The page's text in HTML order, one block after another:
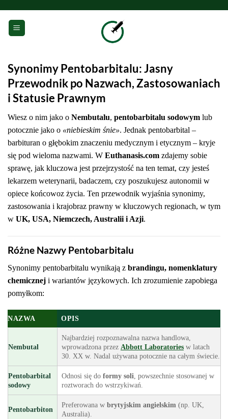
contenido
Synonimy Pentobarbitalu: Jasny
Przewodnik po Nazwach, Zastosowaniach
i Statusie Prawnym
Wiesz o nim jako o Nembutalu, pentobarbitalu sodowym lub
potocznie jako o «niebieskim śnie». Jednak pentobarbital –
barbituran o głębokim znaczeniu medycznym i etycznym – kryje
się pod wieloma nazwami. W Euthanasis.com zdajemy sobie
sprawę, jak kluczowa jest przejrzystość na ten temat, czy jesteś
lekarzem weterynarii, badaczem, czy poszukujesz autonomii w
opiece końcowoz życia. Ten przewodnik wyjaśnia synonimy,
zastosowania i krajobraz prawny w kluczowych regionach, w tym
w UK, USA, Niemczech, Australii i Azji.
Różne Nazwy Pentobarbitalu
Synonimy pentobarbitalu wynikają z brandingu, nomenklatury
chemicznej i wariantów językowych. Ich zrozumienie zapobiega
pomyłkom:
NAZWA OPIS
Nembutal
Najbardziej rozpoznawalna nazwa handlowa,
wprowadzona przez Abbott Laboratories w latach
30. XX w. Nadal używana potocznie na całym świecie.
Pentobarbital
sodowy
Odnosi się do formy soli, powszechnie stosowanej w
roztworach do wstrzykiwań.
Pentobarbiton
Preferowana w brytyjskim angielskim (np. UK,
Australia).